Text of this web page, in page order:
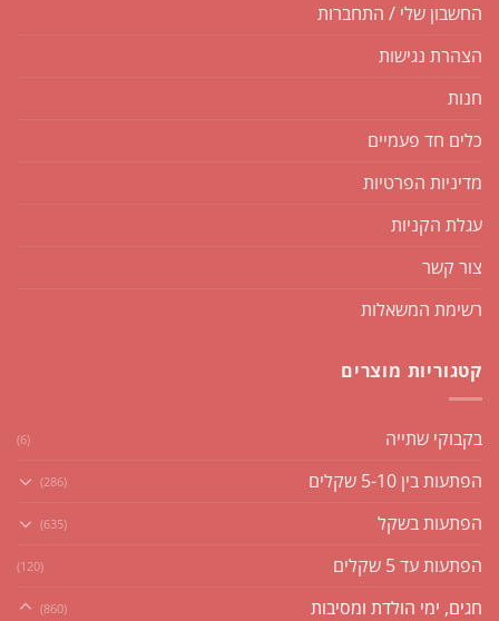
החשבון שלי / התחברות
הצהרת נגישות
חנות
כלים חד פעמיים
מדיניות הפרטיות
עגלת הקניות
צור קשר
רשימת המשאלות
קטגוריות מוצרים
בקבוקי שתייה (6)
הפתעות בין 5-10 שקלים (286)
הפתעות בשקל (635)
הפתעות עד 5 שקלים (120)
חגים, ימי הולדת ומסיבות (860)